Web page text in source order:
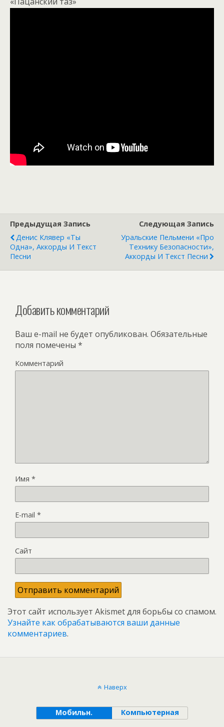
Предыдущая Запись
Денис Клявер «Ты
Одна», Аккорды И Текст
Песни
Следующая Запись
Уральские Пельмени «Про
Технику Безопасности»,
Аккорды И Текст Песни
Добавить комментарий
Ваш e-mail не будет опубликован. Обязательные
поля помечены *
Комментарий
Имя *
E-mail *
Сайт
Этот сайт использует Akismet для борьбы со спамом.
Узнайте как обрабатываются ваши данные
комментариев.
Наверх
Мобильн. Компьютерная